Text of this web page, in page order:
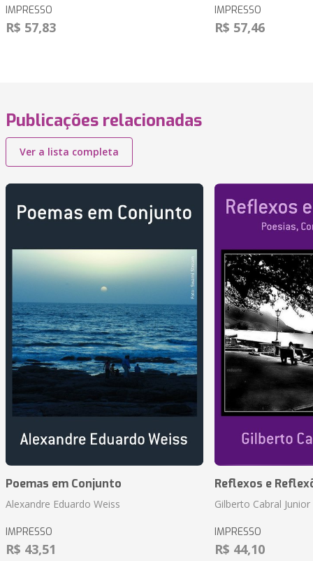
IMPRESSO
R$ 57,83
IMPRESSO
R$ 57,46
Publicações relacionadas
Ver a lista completa
Poemas em Conjunto
Alexandre Eduardo Weiss
IMPRESSO
R$ 43,51
Reflexos e
Gilberto Cabral Junior
IMPRESSO
R$ 44,10